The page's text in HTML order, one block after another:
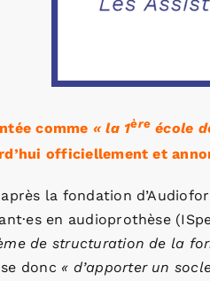
comme « la 1ère école
officiellement et
la fondation
en audioprothèse
de structuration de la
donc « d’apporter un